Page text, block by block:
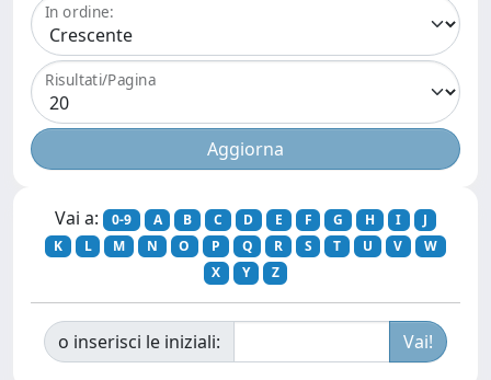
In ordine:
Risultati/Pagina
Vai a: 0-9 A B C D E F G H I
J
K
L M N O P Q R S T U V
W
X
Y Z
o inserisci le iniziali: